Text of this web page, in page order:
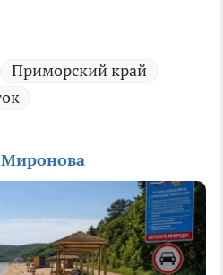
Приморский край